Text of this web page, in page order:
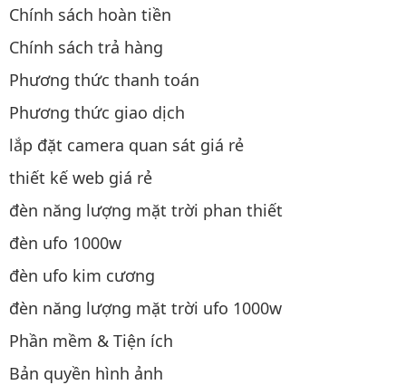
Chính sách hoàn tiền
Chính sách trả hàng
Phương thức thanh toán
Phương thức giao dịch
lắp đặt camera quan sát giá rẻ
thiết kế web giá rẻ
đèn năng lượng mặt trời phan thiết
đèn ufo 1000w
đèn ufo kim cương
đèn năng lượng mặt trời ufo 1000w
Phần mềm & Tiện ích
Bản quyền hình ảnh